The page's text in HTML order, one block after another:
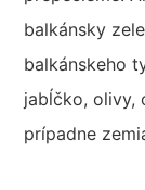
balkánsky
balkánskeho
jabĺčko, olivy,
prípadne